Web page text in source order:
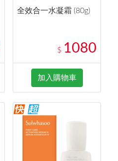
全效合一水凝霜 (80g)
$ 1080
加入購物車